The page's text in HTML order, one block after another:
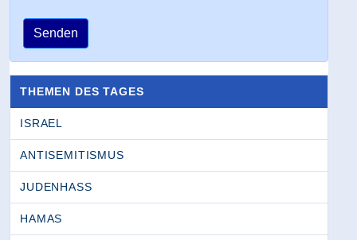
Senden
THEMEN DES TAGES
ISRAEL
ANTISEMITISMUS
JUDENHASS
HAMAS